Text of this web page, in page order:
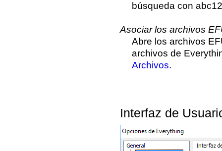
búsqueda con
Asociar los archivos
Abre los archivos
archivos de
Archivos.
Interfaz de